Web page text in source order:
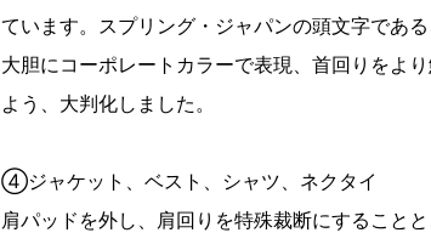
ています。スプリング・ジャパンの頭文字であ
大胆にコーポレートカラーで表現、首回りをよ
よう、大判化しました。
④ジャケット、ベスト、シャツ、ネクタイ
肩パッドを外し、肩回りを特殊裁断にすること